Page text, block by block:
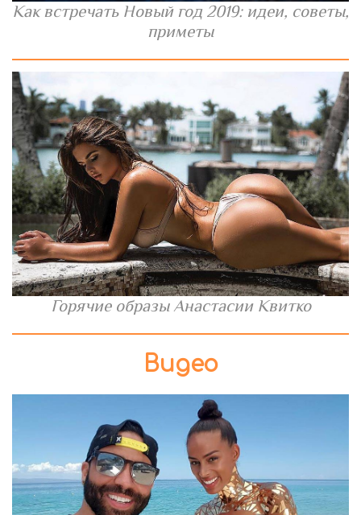
Как встречать Новый год 2019: идеи, советы,
приметы
Горячие образы Анастасии Квитко
Видео